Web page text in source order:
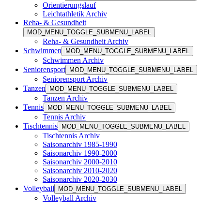
Orientierungslauf
Leichtathletik Archiv
Reha- & Gesundheit
MOD_MENU_TOGGLE_SUBMENU_LABEL
Reha- & Gesundheit Archiv
Schwimmen
MOD_MENU_TOGGLE_SUBMENU_LABEL
Schwimmen Archiv
Seniorensport
MOD_MENU_TOGGLE_SUBMENU_LABEL
Seniorensport Archiv
Tanzen
MOD_MENU_TOGGLE_SUBMENU_LABEL
Tanzen Archiv
Tennis
MOD_MENU_TOGGLE_SUBMENU_LABEL
Tennis Archiv
Tischtennis
MOD_MENU_TOGGLE_SUBMENU_LABEL
Tischtennis Archiv
Saisonarchiv 1985-1990
Saisonarchiv 1990-2000
Saisonarchiv 2000-2010
Saisonarchiv 2010-2020
Saisonarchiv 2020-2030
Volleyball
MOD_MENU_TOGGLE_SUBMENU_LABEL
Volleyball Archiv